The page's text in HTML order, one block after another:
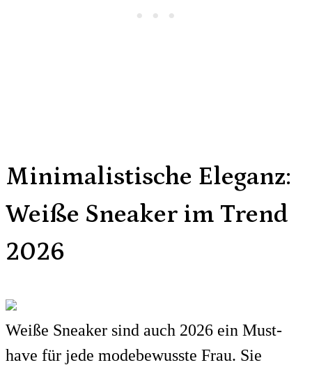
Minimalistische Eleganz:
Weiße Sneaker im Trend
2026
Weiße Sneaker sind auch 2026 ein Must-
have für jede modebewusste Frau. Sie